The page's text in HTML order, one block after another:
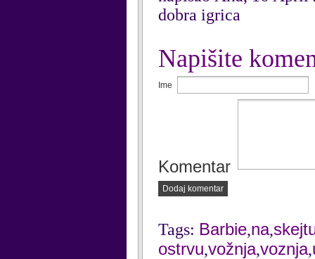
dobra igrica
Napišite
Ime
Komentar
Dodaj komentar
Tags: Barbie,na,
ostrvu,vožnja,voznja,